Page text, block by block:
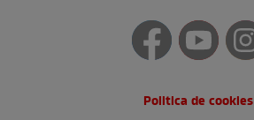
Politica de cookies